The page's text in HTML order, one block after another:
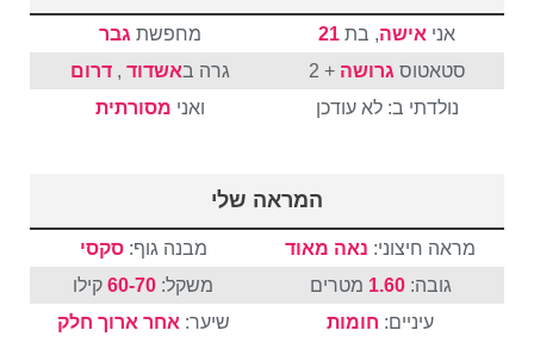
אני אישה, בת 21 מחפשת גבר
סטאטוס גרושה + 2 גרה באשדוד ,דרום
נולדתי ב: לא עודכן
ואני מסורתית
המראה שלי
מראה חיצוני: נאה מאוד מבנה גוף:סקסי
גובה:1.60 מטרים משקל: 60-70 קילו
עיניים: חומות שיער: אחר ארוך חלק